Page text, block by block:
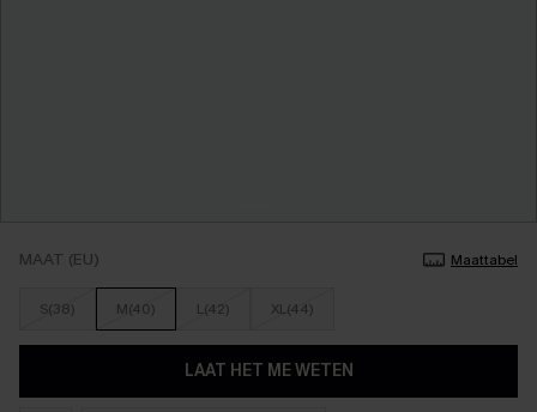
MAAT (EU) Maattabel
S(38) M(40) L(42) XL(44)
LAAT HET ME WETEN